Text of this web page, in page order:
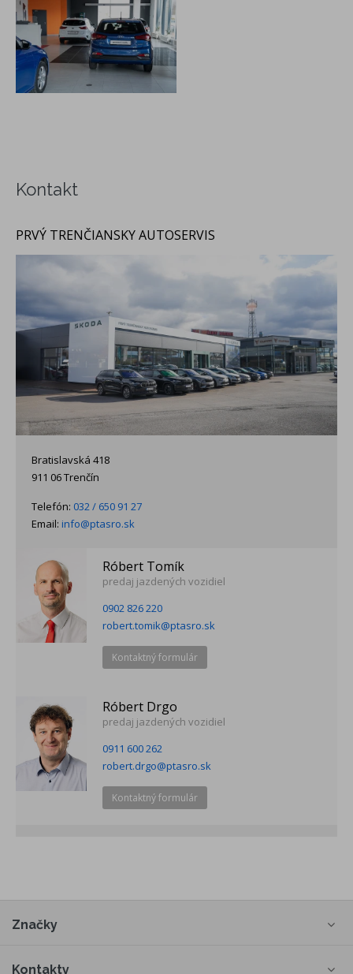
Kontakt
PRVÝ TRENČIANSKY AUTOSERVIS
Bratislavská 418
911 06 Trenčín
Telefón: 032 / 650 91 27
Email: info@ptasro.sk
Róbert Tomík
predaj jazdených vozidiel
0902 826 220
robert.tomik@ptasro.sk
Kontaktný formulár
Róbert Drgo
predaj jazdených vozidiel
0911 600 262
robert.drgo@ptasro.sk
Kontaktný formulár
Značky
Kontakty